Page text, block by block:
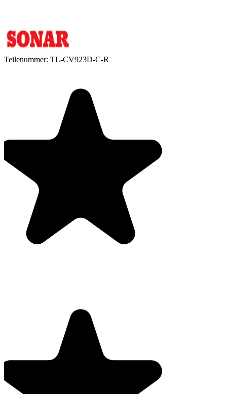
Teilenummer: TL-CV923D-C-R